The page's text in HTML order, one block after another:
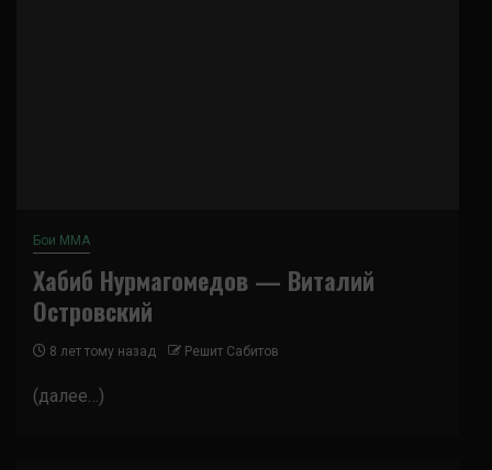
Бои ММА
Хабиб Нурмагомедов — Виталий
Островский
8 лет тому назад Решит Сабитов
(далее…)